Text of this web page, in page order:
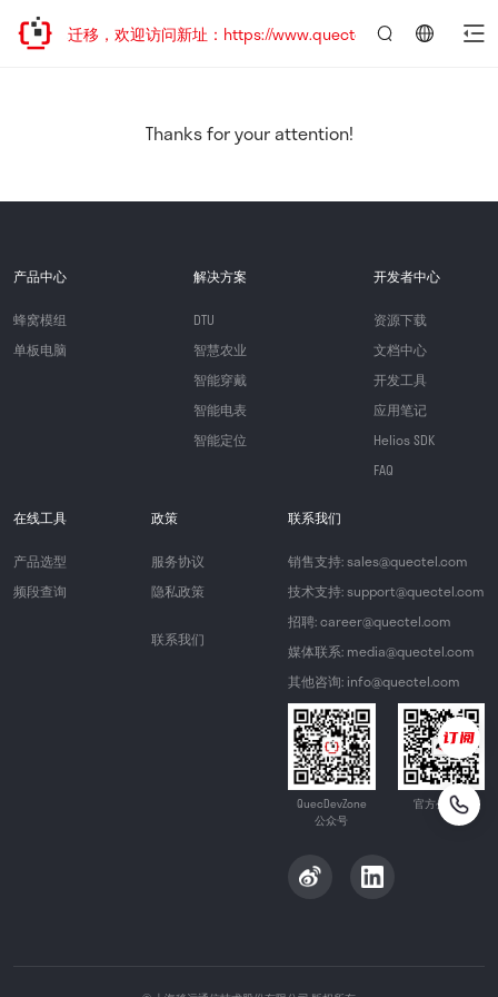
地址已迁移，欢迎访问新址：https://www.quectel.com.cn
Thanks for your attention!
产品中心
蜂窝模组
单板电脑
解决方案
DTU
智慧农业
智能穿戴
智能电表
智能定位
开发者中心
资源下载
文档中心
开发工具
应用笔记
Helios SDK
FAQ
在线工具
产品选型
频段查询
政策
服务协议
隐私政策
联系我们
联系我们
销售支持: sales@quectel.com
技术支持: support@quectel.com
招聘: career@quectel.com
媒体联系: media@quectel.com
其他咨询: info@quectel.com
QuecDevZone
公众号
官方公众号